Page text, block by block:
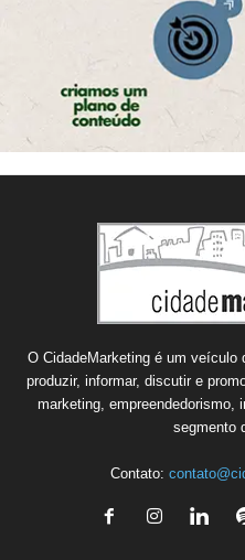
O CidadeMarketing é um veículo
produzir, informar, discutir e
marketing, empreendedorismo,
segmento
Contato: